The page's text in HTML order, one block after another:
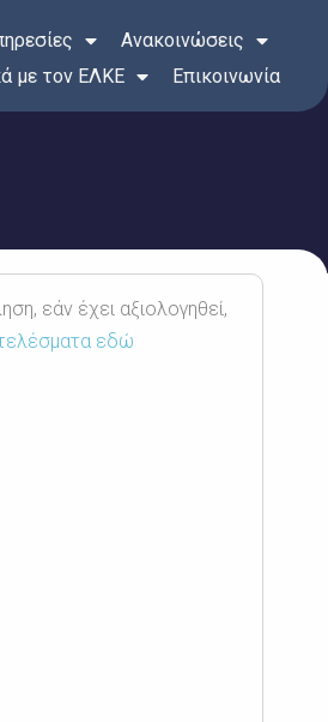
Ανακοινώσεις
με τον ΕΛΚΕ
Επικοινωνία
εάν έχει αξιολογηθεί,
εδώ